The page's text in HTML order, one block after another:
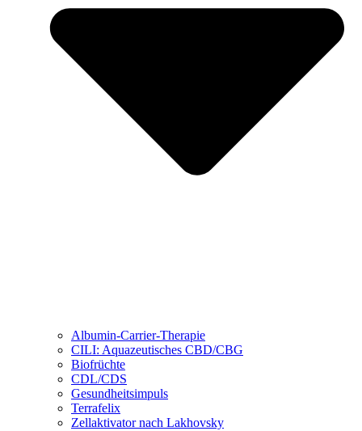
Albumin-Carrier-Therapie
CILI: Aquazeutisches CBD/CBG
Biofrüchte
CDL/CDS
Gesundheitsimpuls
Terrafelix
Zellaktivator nach Lakhovsky